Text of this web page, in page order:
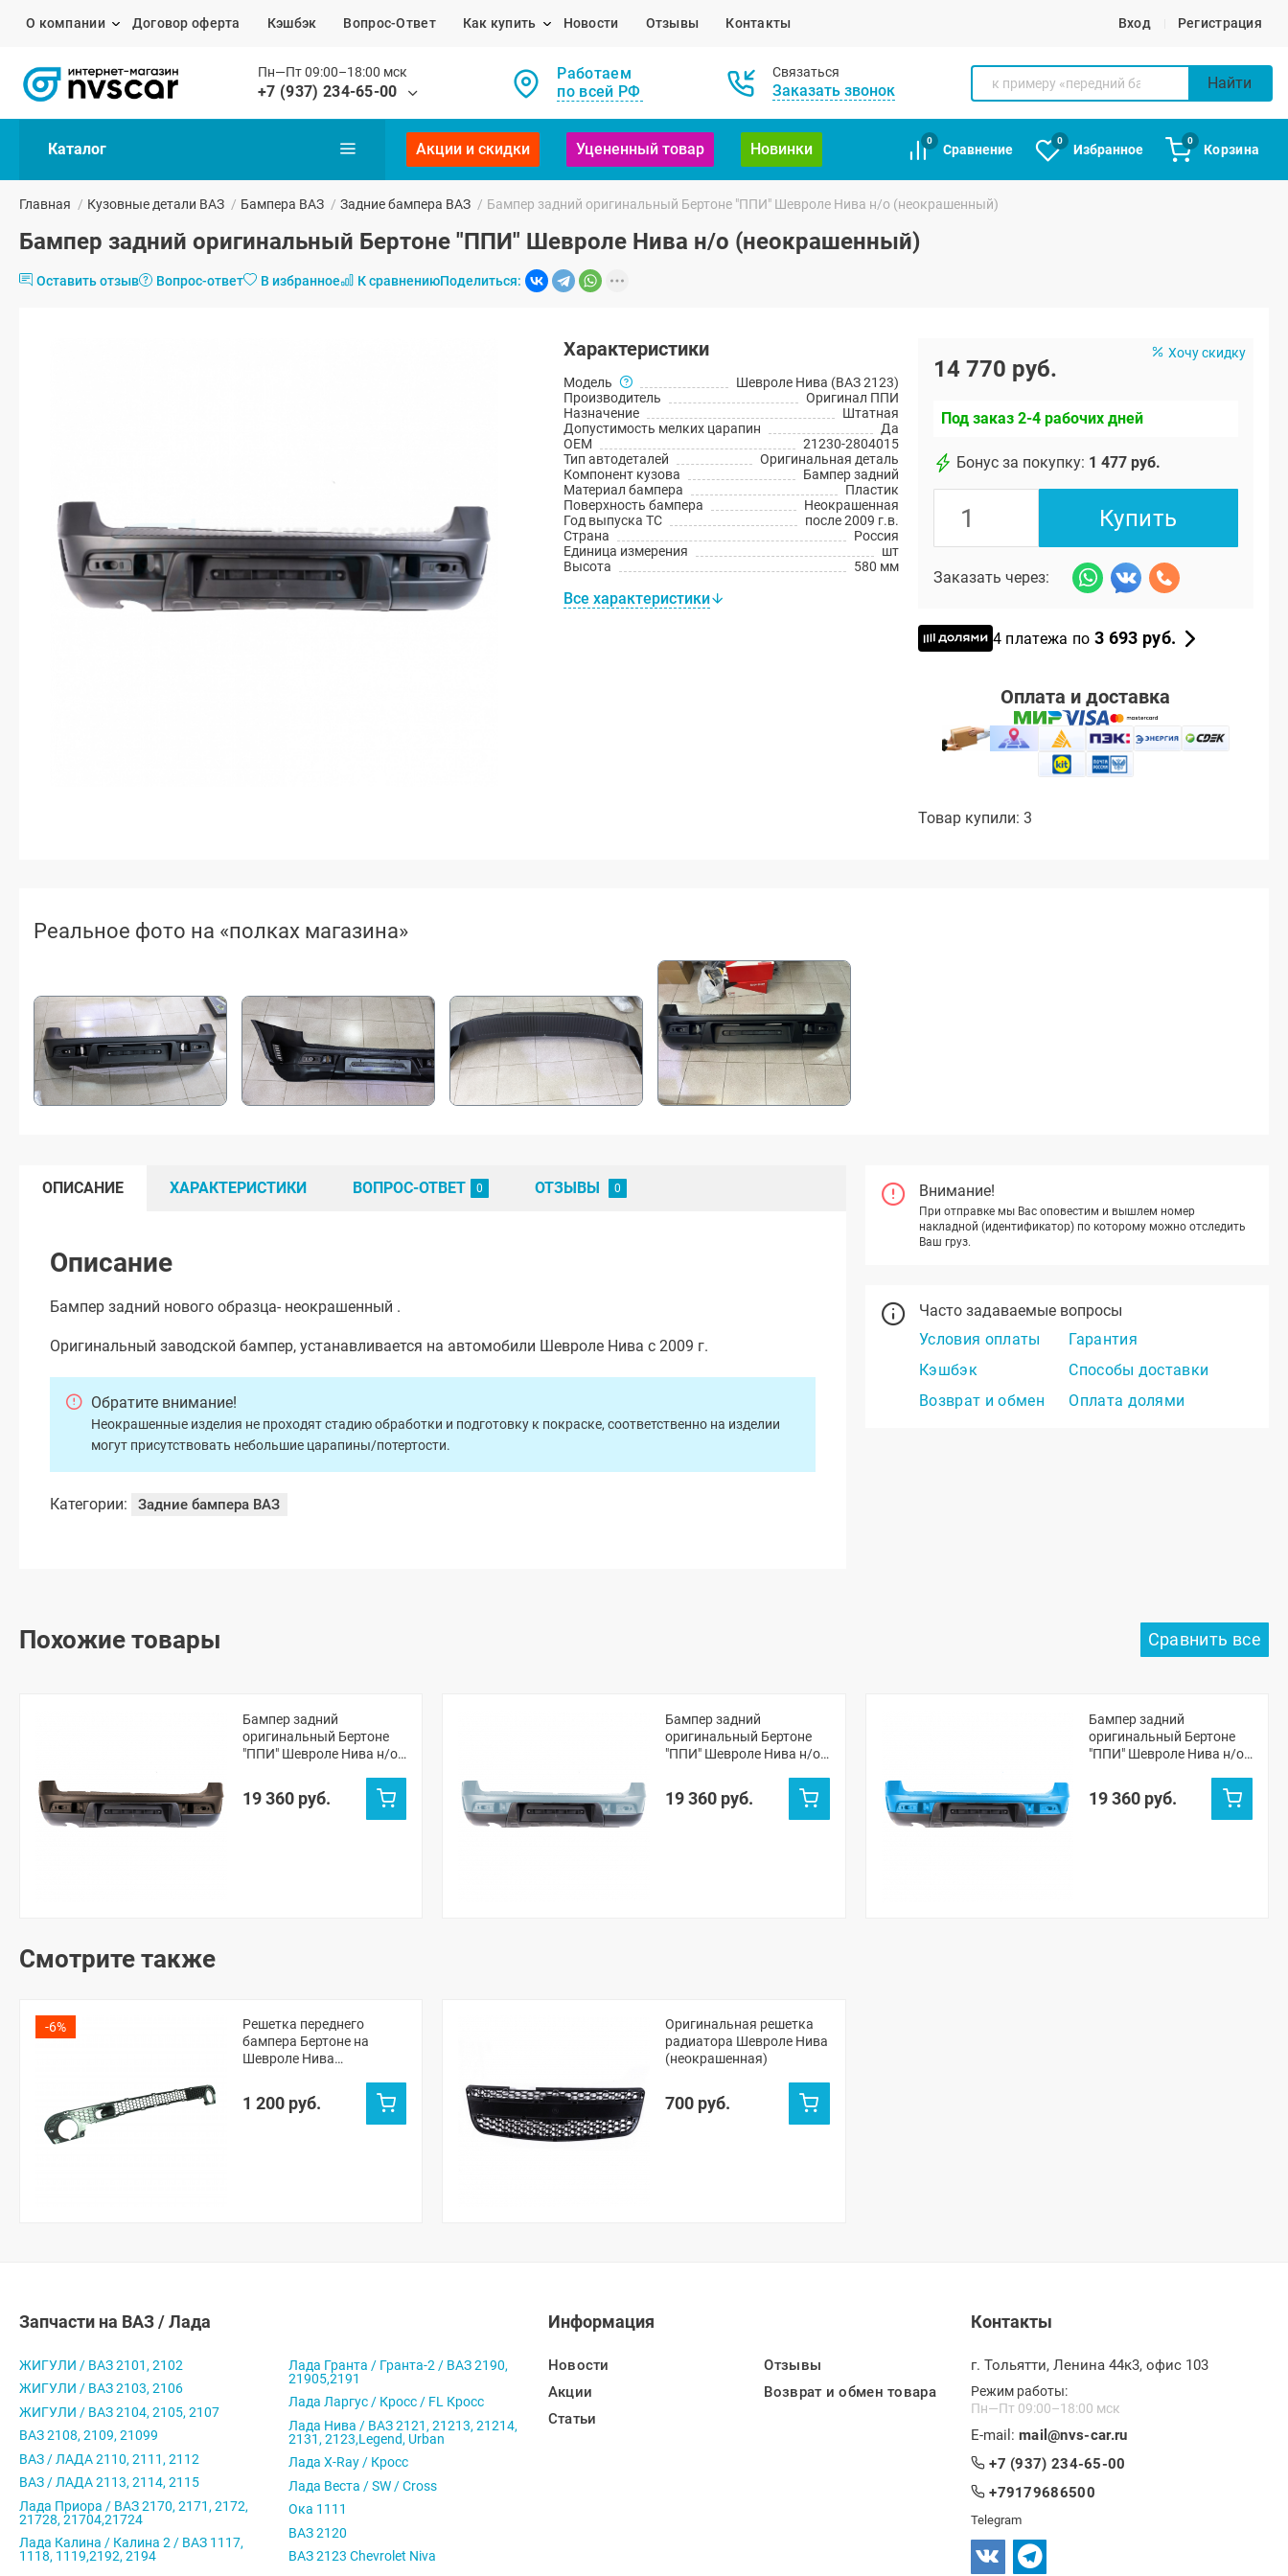
О компании Договор оферта Кэшбэк Вопрос-Ответ Как купить Новости Отзывы Контакты Вход Регистрация
Пн—Пт 09:00–18:00 мск
+7 (937) 234-65-00
Работаем
по всей РФ
Связаться
Заказать звонок Найти
Каталог Акции и скидки Уцененный товар Новинки
0
Сравнение
0
Избранное
0
Корзина
Главная / Кузовные детали ВАЗ / Бампера ВАЗ / Задние бампера ВАЗ / Бампер задний оригинальный Бертоне "ППИ" Шевроле Нива н/о (неокрашенный)
Бампер задний оригинальный Бертоне "ППИ" Шевроле Нива н/о (неокрашенный)
Оставить отзыв Вопрос-ответ В избранное К сравнениюПоделиться:
Характеристики
Модель
Шевроле Нива (ВАЗ 2123)
Производитель
Оригинал ППИ
Назначение
Штатная
Допустимость мелких царапин
Да
OEM
21230-2804015
Тип автодеталей
Оригинальная деталь
Компонент кузова
Бампер задний
Материал бампера
Пластик
Поверхность бампера
Неокрашенная
Год выпуска ТС
после 2009 г.в.
Страна
Россия
Единица измерения
шт
Высота
580 мм
Все характеристики
Хочу скидку
14 770 руб.
Под заказ 2-4 рабочих дней
Бонус за покупку: 1 477 руб.
Купить
Заказать через:
4 платежа по 3 693 руб.
Оплата и доставка
Товар купили: 3
Реальное фото на «полках магазина»
Внимание!
При отправке мы Вас оповестим и вышлем номер
накладной (идентификатор) по которому можно отследить
Ваш груз.
Часто задаваемые вопросы
Условия оплаты
Гарантия
Кэшбэк
Способы доставки
Возврат и обмен
Оплата долями
ОПИСАНИЕ ХАРАКТЕРИСТИКИ ВОПРОС-ОТВЕТ ОТЗЫВЫ
Описание
Бампер задний нового образца- неокрашенный .
Оригинальный заводской бампер, устанавливается на автомобили Шевроле Нива с 2009 г.
Обратите внимание!
Неокрашенные изделия не проходят стадию обработки и подготовку к покраске, соответственно на изделии
могут присутствовать небольшие царапины/потертости.
Категории: Задние бампера ВАЗ
Похожие товары
Бампер задний
оригинальный Бертоне
"ППИ" Шевроле Нива н/о
19 360 руб.
Бампер задний
оригинальный Бертоне
"ППИ" Шевроле Нива н/о
19 360 руб.
Бампер задний
оригинальный Бертоне
"ППИ" Шевроле Нива н/о
19 360 руб.
Смотрите также
-6%
Решетка переднего
бампера Бертоне на
Шевроле Нива
1 200 руб.
Оригинальная решетка
радиатора Шевроле Нива
(неокрашенная)
700 руб.
Запчасти на ВАЗ / Лада
ЖИГУЛИ / ВАЗ 2101, 2102
ЖИГУЛИ / ВАЗ 2103, 2106
ЖИГУЛИ / ВАЗ 2104, 2105, 2107
ВАЗ 2108, 2109, 21099
ВАЗ / ЛАДА 2110, 2111, 2112
ВАЗ / ЛАДА 2113, 2114, 2115
Лада Приора / ВАЗ 2170, 2171, 2172,
21728, 21704,21724
Лада Калина / Калина 2 / ВАЗ 1117,
1118, 1119,2192, 2194
Лада Гранта / Гранта-2 / ВАЗ 2190,
21905,2191
Лада Ларгус / Кросс / FL Кросс
Лада Нива / ВАЗ 2121, 21213, 21214,
2131, 2123,Legend, Urban
Лада X-Ray / Кросс
Лада Веста / SW / Cross
Ока 1111
ВАЗ 2120
ВАЗ 2123 Chevrolet Niva
Информация
Новости
Акции
Статьи
Отзывы
Возврат и обмен товара
Контакты
г. Тольятти, Ленина 44к3, офис 103
Режим работы:
Пн—Пт 09:00–18:00 мск
E-mail: mail@nvs-car.ru
+7 (937) 234-65-00
+79179686500
Telegram